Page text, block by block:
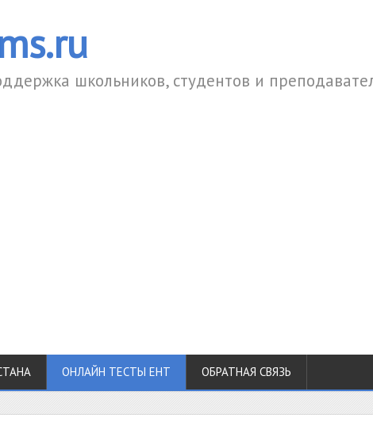
школьников, студентов и
ОНЛАЙН ТЕСТЫ ЕНТ ОБРАТНАЯ СВЯЗЬ